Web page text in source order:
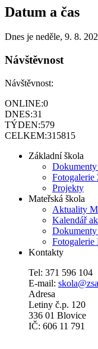
Datum a čas
Dnes je neděle, 9. 8.
Návštěvnost
Návštěvnost:
ONLINE:0
DNES:31
TÝDEN:579
CELKEM:315815
Základní škola
Fotogalerie
Projekty
Mateřská škola
Aktuality
Kalendář
Fotogalerie
Kontakty
Tel: 371 596 104
E-mail:
Adresa
Letiny č.p. 120
336 01 Blovice
IČ: 606 11 791